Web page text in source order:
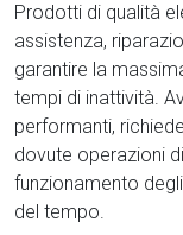
Prodotti di qualità
assistenza,
garantire la
tempi di inattività.
performanti,
dovute operazioni
funzionamento
del tempo.